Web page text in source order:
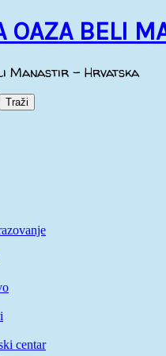
OAZA BELI
Manastir - Hrvatska
centar